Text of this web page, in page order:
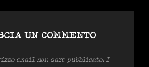
UN COMMENTO
email non sarà pubblicato. I